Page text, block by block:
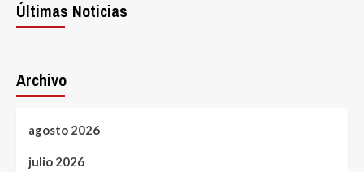
Últimas Noticias
Archivo
agosto 2026
julio 2026